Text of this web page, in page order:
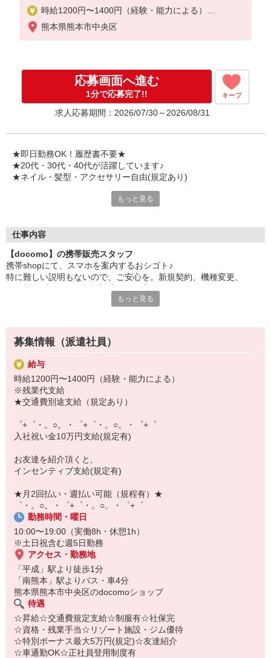
時給1200円〜1400円（経験・能力による）
※残業代支給
★交通費別途支給（規定あり）
入社祝い金10万円支給(規定有)
お友達を紹介頂くと,
インセンティブ支給(規定有)
゜・。○。・゜+゜・。○。・゜+゜
熊本県熊本市中央区
応募画面へ進む
1分で応募完了!! キープ
求人応募期間：2026/07/30～2026/08/31
★即日勤務OK！履歴書不要★
★20代・30代・40代が活躍しています♪
★ネイル・髪型・アクセサリー自由(規定あり)
でも心配ご無用！
お互いに教え合ったり、フォローしあったりする
和気あいあいとした人間関係がある店舗ばかり！
皆で一緒にステップアップしましょう♪
【選べるお仕事いろいろ】
▼オフィスワーク
事務、経理、データ入力、コールセンター、受付
▼工場・製造・軽作業系
機械/食品製造・梱包・仕分け・加工・組立・検査
▼美容系
眉毛サロンのアイブロウ・ネイリスト・エステ
▼営業・販売
法人営業・アパレル販売・個別指導塾・人材紹介
▼人気案件も多数♪
短期・期間限定・オープニング・官公庁案件
上場/優良/大手企業など
【スマホ面接実施中】
￣￣￣￣￣￣￣￣￣
自宅に居ながらスマホでカンタン面接OK！
オンライン面談なのでスピード対応。
もっと見る
仕事内容
【docomo】の携帯販売スタッフ
携帯shopにて、スマホを案内するおシゴト♪
特に難しい説明もないので、ご安心を。新規契約、機種変更、
満足度◎
■携帯やインターネット販売業務
docomo(ドコモ)/au(エーユー)・KDDI/softbank(ソフトバンク)など
の大手キャリアから
ワイモバイル(Y!mobille)、楽天モバイル、UQなど格安スマホまで幅
広く紹介可能♪
もっと見る
募集情報（派遣社員）
給与
時給1200円〜1400円（経験・能力による）
※残業代支給
★交通費別途支給（規定あり）
゜+゜・。○。・゜+゜・。○。・゜+゜
入社祝い金10万円支給(規定有)
お友達を紹介頂くと,
インセンティブ支給(規定有)
★月2回払い・週払い可能（規程有）★
゜・。○。・゜+゜・。○。・゜+゜
勤務時間・曜日
10:00〜19:00（実働8h・休憩1h）
※土日祝含む週5日勤務
アクセス・勤務地
「平成」駅より徒歩1分
「南熊本」駅よりバス・車4分
熊本県熊本市中央区のdocomoショップ
待遇
☆昇給☆交通費規定支給☆制服有☆社保完
☆資格・残業手当☆リゾート施設・ジム優待
☆特別ボーナス最大5万円(規定)☆友達紹介
☆車通勤OK☆正社員登用制度有